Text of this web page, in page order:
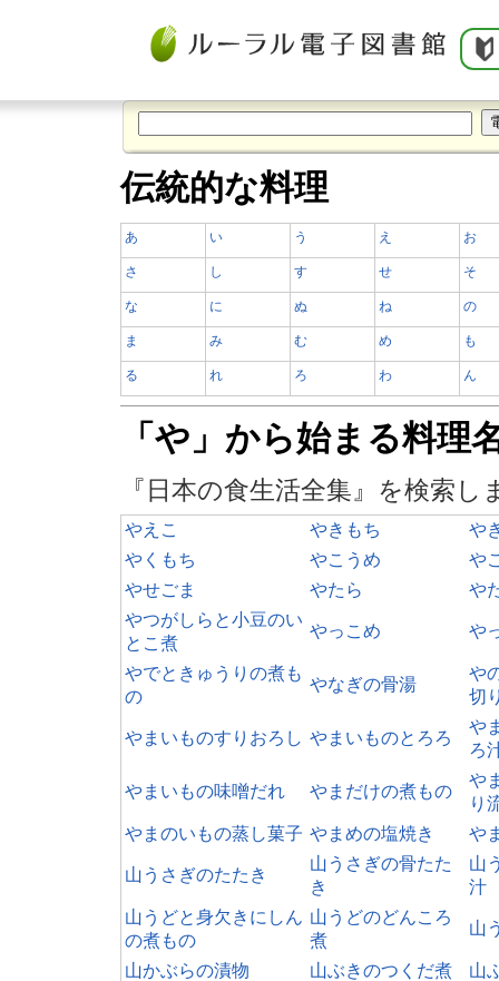
伝統的な料理
あ い う え お
さ し す せ そ
な に ぬ ね の
ま み む め も
る れ ろ わ ん
「や」から始まる料理
『日本の食生活全集』を検索し
やえこ やきもち
や
やくもち
やこうめ
や
やせごま
やたら
や
やつがしらと小豆のい
とこ煮
やっこめ や
やでときゅうりの煮も
の
やなぎの骨湯
や
切
やまいものすりおろし やまいものとろろ
や
ろ
やまいもの味噌だれ やまだけの煮もの
や
り
やまのいもの蒸し菓子 やまめの塩焼き や
山うさぎのたたき
山うさぎの骨たた
き
山
汁
山うどと身欠きにしん
の煮もの
山うどのどんころ
煮
山
山かぶらの漬物 山ぶきのつくだ煮 山